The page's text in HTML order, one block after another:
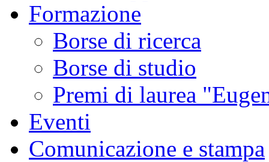
Formazione
Borse di ricerca
Borse di studio
Premi di laurea
Eventi
Comunicazione e stampa